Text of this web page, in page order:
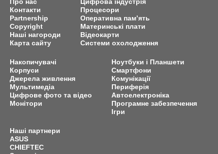
Про нас
Контакти
Partnership
Copyright
Наші нагороди
Карта сайту
Цифрова індустрія
Процесори
Оперативна пам’ять
Материнські плати
Відеокарти
Системи охолодження
Накопичувачі
Корпуси
Джерела живлення
Мультимедіа
Цифрове фото та відео
Монітори
Ноутбуки і Планшети
Смартфони
Комунікації
Периферія
Автоелектроніка
Програмне забезпечення
Ігри
Наші партнери
ASUS
CHIEFTEC